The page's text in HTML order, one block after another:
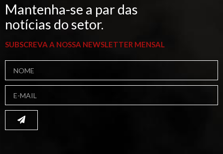
Mantenha-se a par das
notícias do setor.
SUBSCREVA A NOSSA NEWSLETTER MENSAL